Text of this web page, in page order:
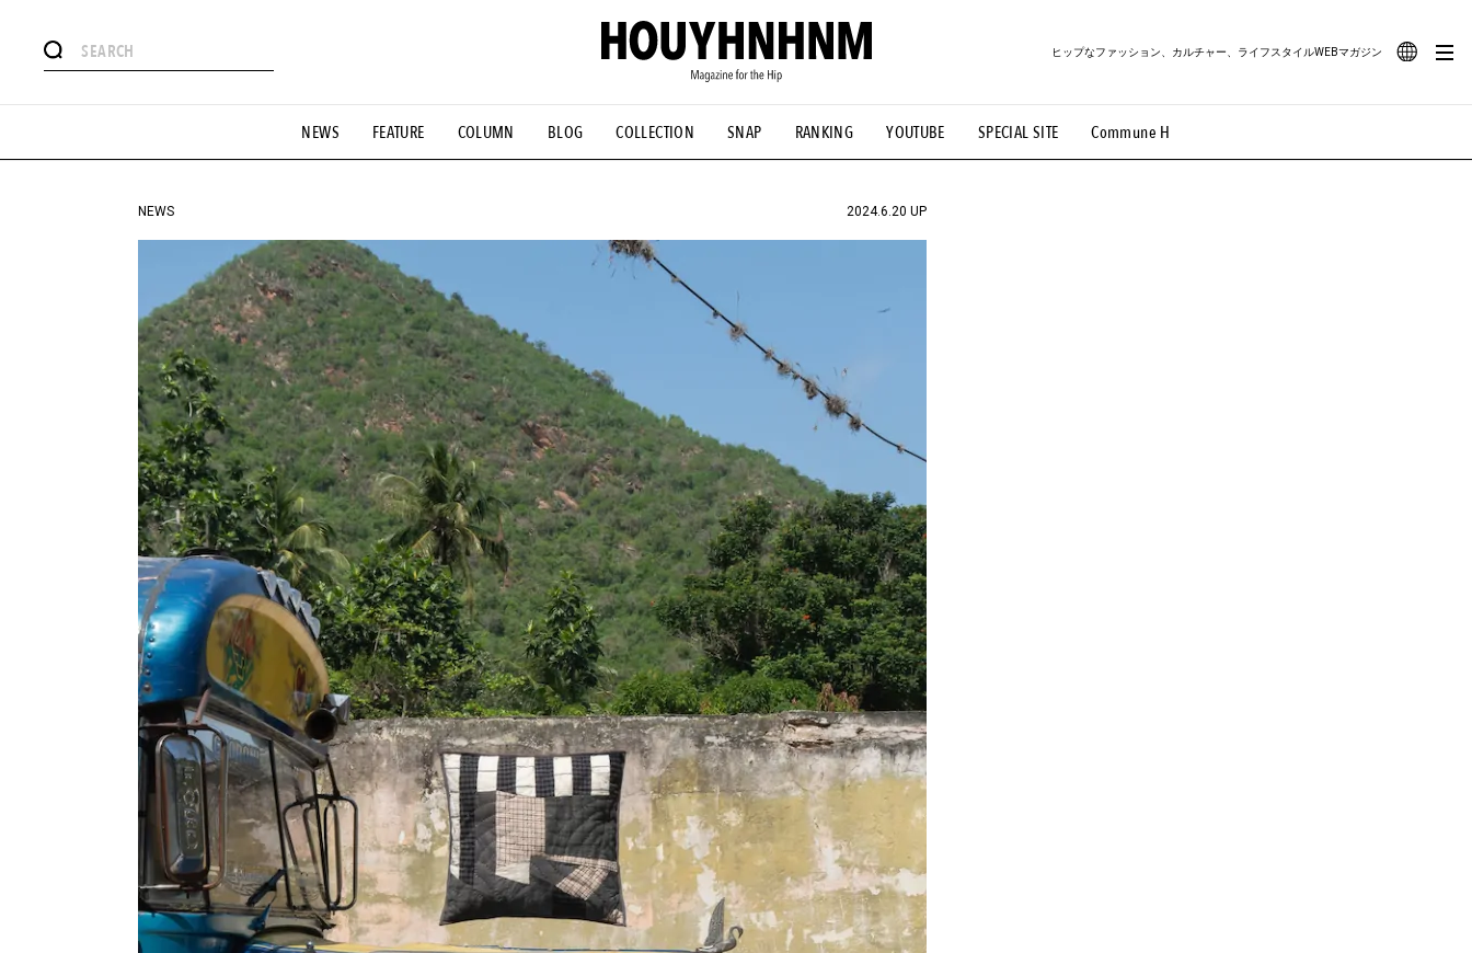
NEWS FEATURE COLUMN BLOG COLLECTION SNAP RANKING YOUTUBE SPECIAL SITE Commune H
ヒップなファッション、カルチャー、ライフスタイルWEBマガジン
#憧れの逸品 #ESSENTIAL DESIGNS #古着サミット #NEW VINTAGE #マイナーグッド図鑑 #路地裏てぃーん。 #MONTHLY JOURNAL
#GH 銘品の所以 #フイナムのYouTube #Commune H #FOCUS IT #AH.H #ととけん #FASHION #MUSIC #MOVIE #LIFESTYLE #SNEAKER #OUTDOOR
#HANDSOME HANDBOOK
NEWS 2024.6.20 UP